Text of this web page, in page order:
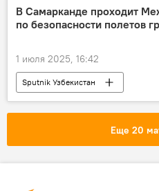
Sputnik
В Самарканде проходит
по безопасности полетов
1 июля 2025, 16:42
Sputnik Узбекистан
Еще 20